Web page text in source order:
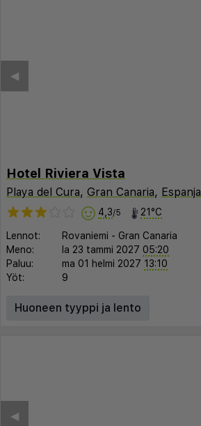
Hotel Riviera Vista
Playa del Cura, Gran Canaria, Espanja
4,3/5 21°C
Lennot: Rovaniemi - Gran Canaria
Meno:
la 23 tammi 2027 05:20
Paluu:
ma 01 helmi 2027 13:10
Yöt:
9
Huoneen tyyppi ja lento
◀︎